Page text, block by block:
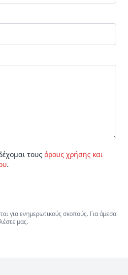
τους όρους χρήσης και
.
για ενημερωτικούς σκοπούς. Για άμεσα
μας.